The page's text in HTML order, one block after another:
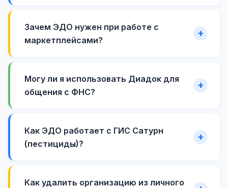
Зачем ЭДО нужен при работе с
маркетплейсами?
Могу ли я использовать Диадок для
общения с ФНС?
Как ЭДО работает с ГИС Сатурн
(пестициды)?
Как удалить организацию из личного